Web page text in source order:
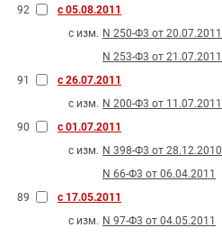
92
с 05.08.2011
с изм. N 250-Ф3 от 20.07.2011
N 253-Ф3 от 21.07.2011
91
с 26.07.2011
с изм. N 200-Ф3 от 11.07.2011
90
с 01.07.2011
с изм. N 398-Ф3 от 28.12.2010
N 66-Ф3 от 06.04.2011
89
с 17.05.2011
с изм. N 97-Ф3 от 04.05.2011